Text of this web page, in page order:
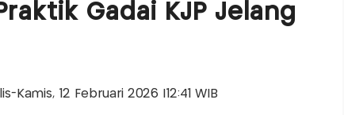
Gadai KJP Jelang
Kamis, 12 Februari 2026 |12:41 WIB